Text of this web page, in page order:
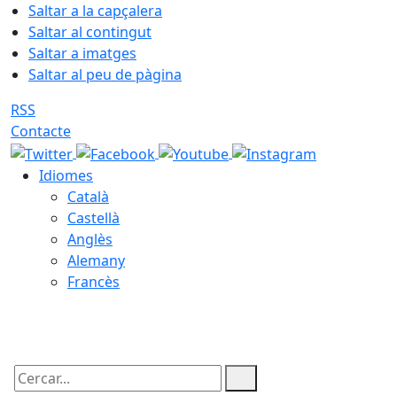
Saltar a la capçalera
Saltar al contingut
Saltar a imatges
Saltar al peu de pàgina
RSS
Contacte
Idiomes
Català
Castellà
Anglès
Alemany
Francès
Cercar: